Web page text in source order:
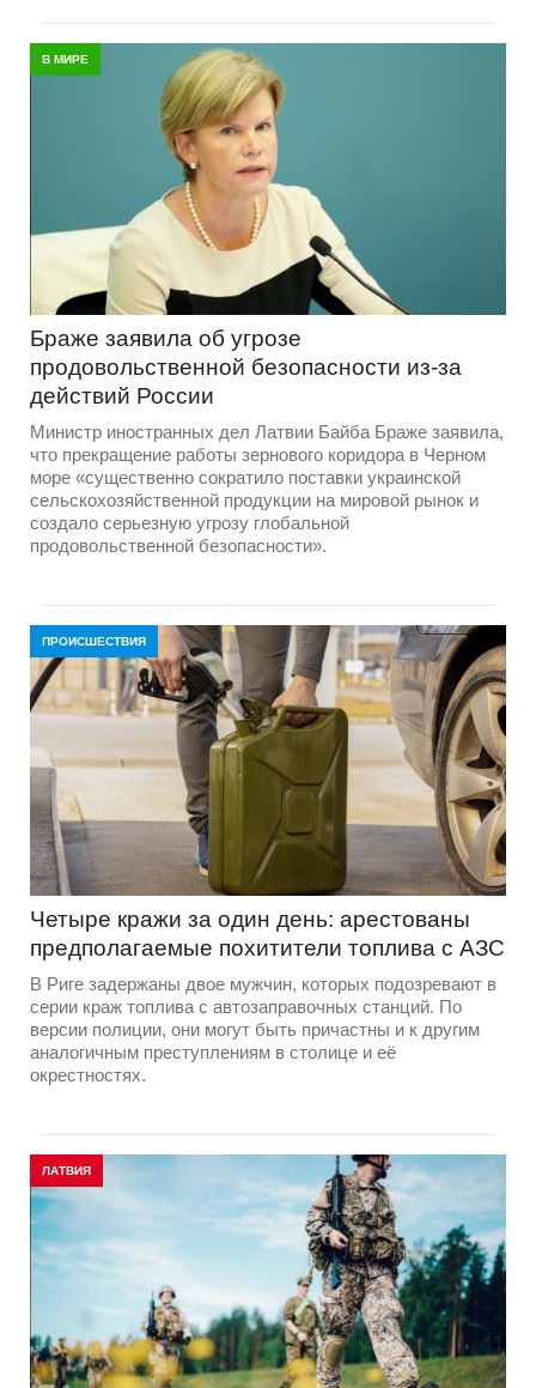
В МИРЕ
Браже заявила об угрозе
продовольственной безопасности из-за
действий России
Министр иностранных дел Латвии Байба Браже заявила,
что прекращение работы зернового коридора в Черном
море «существенно сократило поставки украинской
сельскохозяйственной продукции на мировой рынок и
создало серьезную угрозу глобальной
продовольственной безопасности».
ПРОИСШЕСТВИЯ
Четыре кражи за один день: арестованы
предполагаемые похитители топлива с АЗС
В Риге задержаны двое мужчин, которых подозревают в
серии краж топлива с автозаправочных станций. По
версии полиции, они могут быть причастны и к другим
аналогичным преступлениям в столице и её
окрестностях.
ЛАТВИЯ